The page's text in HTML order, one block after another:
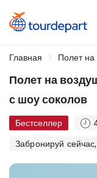
Главная Полет
Полет на
с шоу соколов
Бестселлер
Забронируй